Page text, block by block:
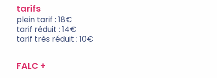
tarifs
plein tarif : 18€
tarif réduit : 14€
tarif très réduit : 10€
FALC